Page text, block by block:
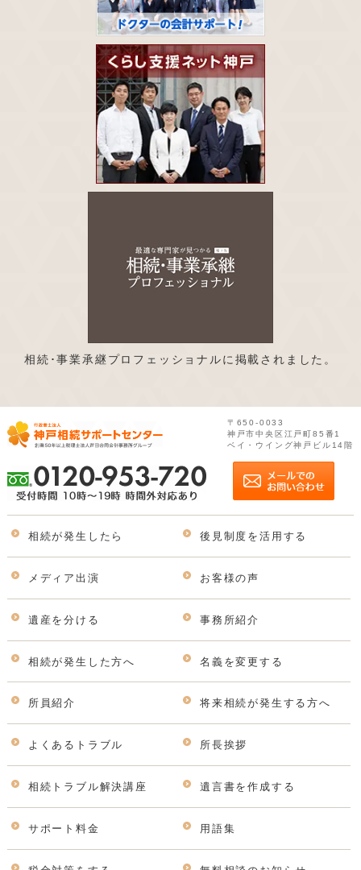
相続･事業承継プロフェッショナルに掲載されました。
〒650-0033
神戸市中央区江戸町85番1
ベイ・ウイング神戸ビル14階
相続が発生したら 後見制度を活用する
メディア出演 お客様の声
遺産を分ける 事務所紹介
相続が発生した方へ 名義を変更する
所員紹介 将来相続が発生する方へ
よくあるトラブル 所長挨拶
相続トラブル解決講座 遺言書を作成する
サポート料金 用語集